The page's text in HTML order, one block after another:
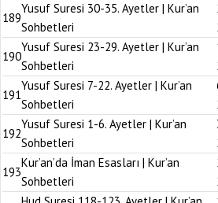
189
Yusuf Suresi 30-35. Ayetler | Kur’an
Sohbetleri
190
Yusuf Suresi 23-29. Ayetler | Kur’an
Sohbetleri
191
Yusuf Suresi 7-22. Ayetler | Kur’an
Sohbetleri
192
Yusuf Suresi 1-6. Ayetler | Kur’an
Sohbetleri
193
Kur’an’da İman Esasları | Kur’an
Sohbetleri